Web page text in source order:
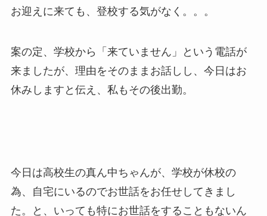
お迎えに来ても、登校する気がなく。。。
案の定、学校から「来ていません」という電話が
来ましたが、理由をそのままお話しし、今日はお
休みしますと伝え、私もその後出勤。
今日は高校生の真ん中ちゃんが、学校が休校の
為、自宅にいるのでお世話をお任せしてきまし
た。と、いっても特にお世話をすることもないん